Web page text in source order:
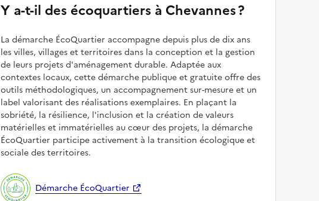
Y a-t-il des écoquartiers à Chevannes ?
La démarche ÉcoQuartier accompagne depuis plus de dix ans
les villes, villages et territoires dans la conception et la gestion
de leurs projets d'aménagement durable. Adaptée aux
contextes locaux, cette démarche publique et gratuite offre des
outils méthodologiques, un accompagnement sur-mesure et un
label valorisant des réalisations exemplaires. En plaçant la
sobriété, la résilience, l'inclusion et la création de valeurs
matérielles et immatérielles au cœur des projets, la démarche
ÉcoQuartier participe activement à la transition écologique et
sociale des territoires.
Démarche ÉcoQuartier